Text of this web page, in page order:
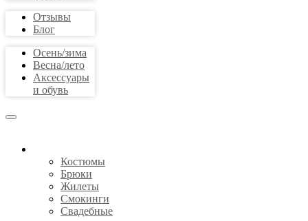
Отзывы
Блог
Осень/зима
Весна/лето
Аксессуары
и обувь
Костюмы
Брюки
Жилеты
Смокинги
Свадебные